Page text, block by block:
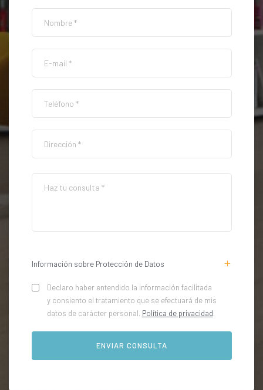
Información sobre Protección de Datos
Declaro haber entendido la información facilitada
y consiento el tratamiento que se efectuará de mis
datos de carácter personal. Política de privacidad.